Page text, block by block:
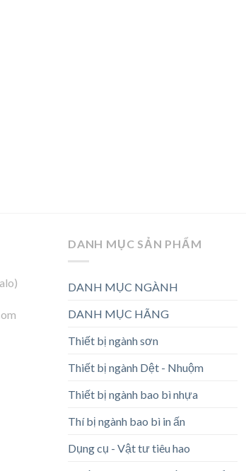
DANH MỤC SẢN PHẨM
DANH MỤC NGÀNH
DANH MỤC HÃNG
Thiết bị ngành sơn
Thiết bị ngành Dệt - Nhuộm
Thiết bị ngành bao bì nhựa
Thí bị ngành bao bì in ấn
Dụng cụ - Vật tư tiêu hao